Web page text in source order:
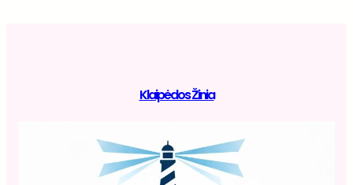
Klaipėdos Žinia